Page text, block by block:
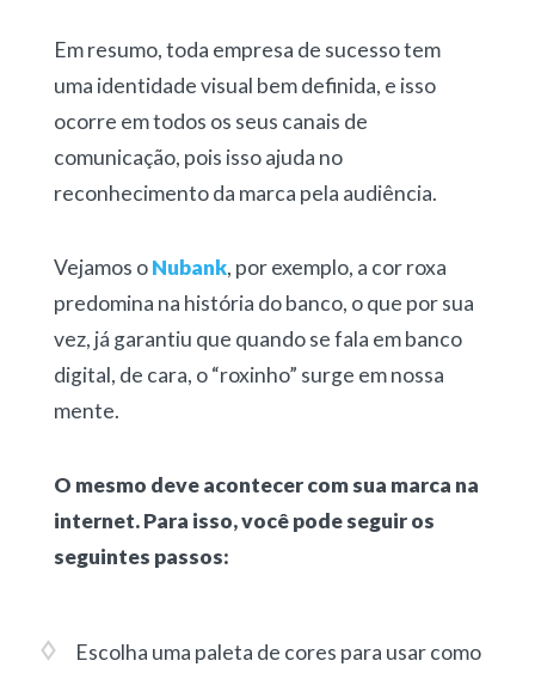
Em resumo, toda empresa de sucesso tem
uma identidade visual bem definida, e isso
ocorre em todos os seus canais de
comunicação, pois isso ajuda no
reconhecimento da marca pela audiência.
Vejamos oNubank, por exemplo, a cor roxa
predomina na história do banco, o que por sua
vez, já garantiu que quando se fala em banco
digital, de cara, o “roxinho” surge em nossa
mente.
O mesmo deve acontecer com sua marca na
internet. Para isso, você pode seguir os
seguintes passos:
Escolha uma paleta de cores para usar como